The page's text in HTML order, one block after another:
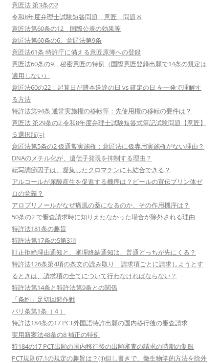
意匠法 第3条の2
令和8年度弁理士試験短答問題 意匠 問題８
意匠法第60条の12 国際公表の効果等
意匠法第60条の6、意匠法第9条
意匠法61条 特許庁に備える意匠原簿への登録
意匠法60条の9 秘密意匠の特例（国際意匠登録出願で14条の規定は
適用しない）
意匠法60の22：起算日が謄本送達の日 vs 確定の日 を一発で理解す
る方法
特許法第94条 通常実施権の移転等：先使用権の移転の要件は？
意匠法 第29条の2 令和8年度弁理士試験短答式筆記試験問題【意匠】
５選択肢(ﾆ)
意匠法第5条の2 仮通常実施権：意匠法に仮専用実施権がない理由？
DNAのメチル化が、遺伝子発現を抑制する理由？
転写調節因子は、凝集したクロマチンにも結合できる？
アルコールが尿酸産生を促進する機序は？ビールの宣伝プリン体ゼ
ロの意義？
アロプリノールがなぜ痛風の薬になるのか、その作用機序は？
50条の2 で審査請求時に知りえたなかった場合が除外される理由
特許法181条の趣旨
特許法第17条の5第3項
訂正拒絶理由通知と、審理終結通知は、普通どっちが先にくる？
特許法126条第4項の条文の読み取り 請求項ごとに請求しようとす
るときは、請求項の全てについて行わなければならない？
特許法第14条と特許法第9条との関係
「条約」足切回避作戦
パリ条第1条（４）
特許法184条の17 PCT外国語特許出願の国内移行後の審査請求
実用新案法48条の8 補正の特例
特184の17 PCT出願の国内移行後の出願審査の請求の時期の制限
PCT規則67.1の規定の趣旨は？(ii)但し書きで、微生物学的方法を除外